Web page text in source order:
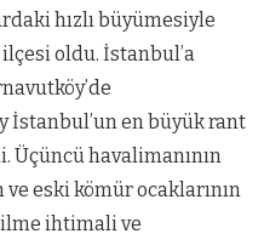
hızlı büyümesiyle
oldu. İstanbul’a
İstanbul’un en büyük rant
Üçüncü havalimanının
ve eski kömür ocaklarının
ihtimali ve